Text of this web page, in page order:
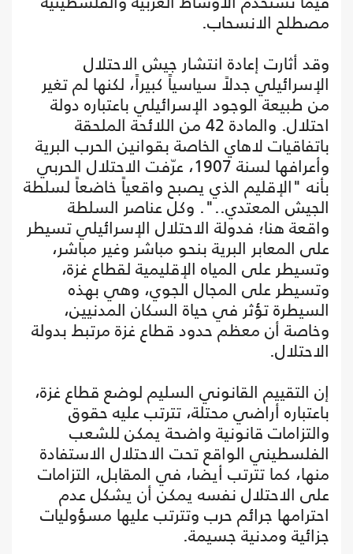
مصطلح الانسحاب.
وقد أثارت إعادة انتشار جيش الاحتلال
الإسرائيلي جدلاً سياسياً كبيراً، لكنها لم تغير
من طبيعة الوجود الإسرائيلي باعتباره دولة
احتلال. والمادة 42 من اللائحة الملحقة
باتفاقيات لاهاي الخاصة بقوانين الحرب البرية
وأعرافها لسنة 1907، عرّفت الاحتلال الحربي
بأنه "الإقليم الذي يصبح واقعياً خاضعاً لسلطة
الجيش المعتدي..". وكل عناصر السلطة
واقعة هنا؛ فدولة الاحتلال الإسرائيلي تسيطر
على المعابر البرية بنحو مباشر وغير مباشر،
وتسيطر على المياه الإقليمية لقطاع غزة،
وتسيطر على المجال الجوي، وهي بهذه
السيطرة تؤثر في حياة السكان المدنيين،
وخاصة أن معظم حدود قطاع غزة مرتبط بدولة
الاحتلال.
إن التقييم القانوني السليم لوضع قطاع غزة،
باعتباره أراضي محتلة، تترتب عليه حقوق
والتزامات قانونية واضحة يمكن للشعب
الفلسطيني الواقع تحت الاحتلال الاستفادة
منها، كما تترتب أيضا، في المقابل، التزامات
على الاحتلال نفسه يمكن أن يشكل عدم
احترامها جرائم حرب وتترتب عليها مسؤوليات
جزائية ومدنية جسيمة.